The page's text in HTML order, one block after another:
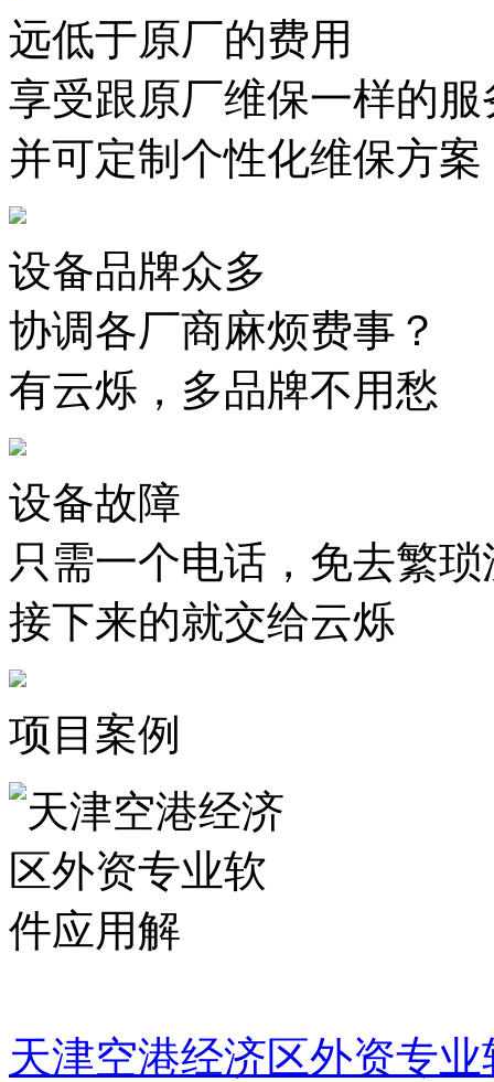
远低于原厂的费用
享受跟原厂维保一样的服
并可定制个性化维保方案
设备品牌众多
协调各厂商麻烦费事？
有云烁，多品牌不用愁
设备故障
只需一个电话，免去繁琐
接下来的就交给云烁
项目案例
天津空港经济区外资专